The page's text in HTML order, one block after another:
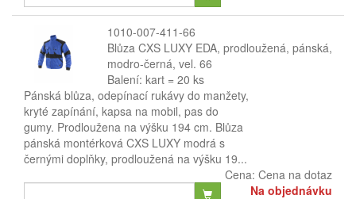
1010-007-411-66
Blůza CXS LUXY EDA, prodloužená, pánská,
modro-černá, vel. 66
Balení: kart = 20 ks
Pánská blůza, odepínací rukávy do manžety,
kryté zapínání, kapsa na mobil, pas do
gumy. Prodloužena na výšku 194 cm. Blůza
pánská montérková CXS LUXY modrá s
černými doplňky, prodloužená na výšku 19...
Cena: Cena na dotaz
Na objednávku